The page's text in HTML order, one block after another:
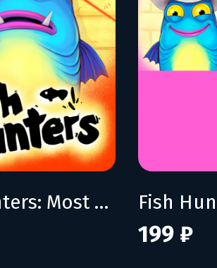
Fish Hunters: Most Lethal Fishing Simulator
199 ₽